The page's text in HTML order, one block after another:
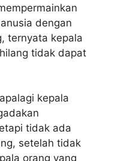
dengan
ternyata kepala
tidak dapat
kepala
tidak ada
setelah tidak
orang yang